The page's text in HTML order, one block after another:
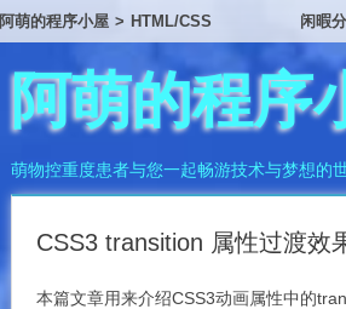
闲暇
阿萌的程序小屋 > HTML/CSS
阿萌的程序
萌物控重度患者与您一起畅游技术与梦想的
CSS3 transition 属性过渡效
本篇文章用来介绍CSS3动画属性中的